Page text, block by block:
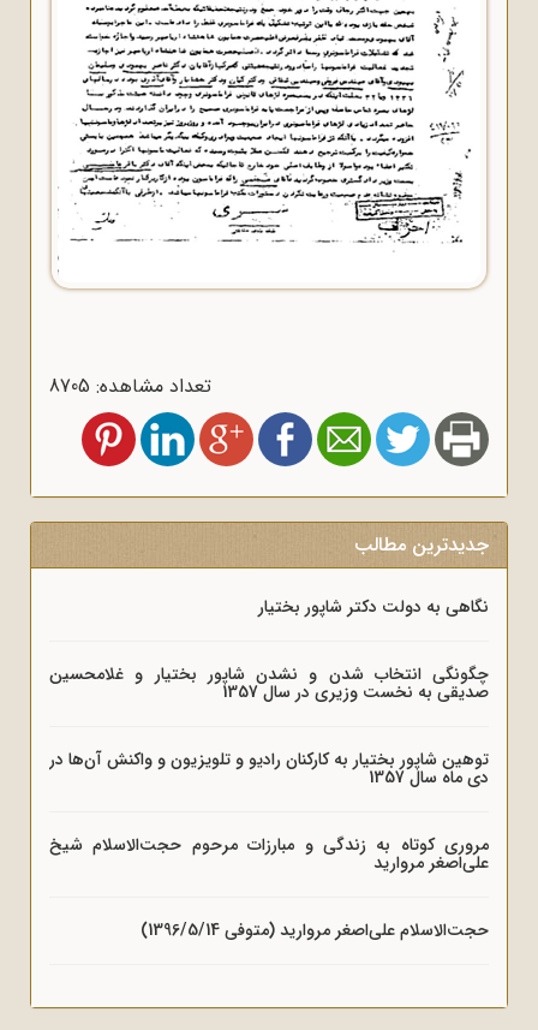
تعداد مشاهده: 8705
جدیدترین مطالب
نگاهی به دولت دکتر شاپور بختیار
چگونگی انتخاب شدن و نشدن شاپور بختیار و غلامحسین
صدیقی به نخست وزیری در سال 1357
توهین شاپور بختیار به کارکنان رادیو و تلویزیون و واکنش آن‌ها در
دی ماه سال 1357
مروری کوتاه به زندگی و مبارزات مرحوم حجت‌الاسلام شیخ
علی‌اصغر مروارید
حجت‌الاسلام علی‌اصغر مروارید (متوفی 1396/5/14)